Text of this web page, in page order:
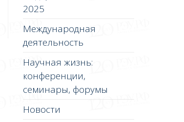
2025
Международная
деятельность
Научная жизнь:
конференции,
семинары, форумы
Новости